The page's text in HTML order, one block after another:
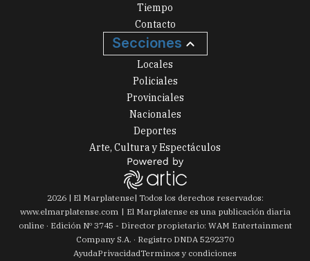
Tiempo
Contacto
Secciones
Locales
Policiales
Provinciales
Nacionales
Deportes
Arte, Cultura y Espectáculos
2026| El Marplatense| Todos los derechos reservados:
www.elmarplatense.com
El Marplatense es una publicación diaria
online · Edición Nº 3745 - Director propietario: WAM Entertainment
Company S.A. · Registro DNDA 5292370
AyudaPrivacidadTerminos y condiciones